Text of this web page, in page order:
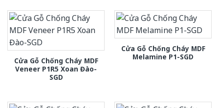
Cửa Gỗ Chống Cháy MDF
Veneer P1R5 Xoan Đào-
SGD
Cửa Gỗ Chống Cháy MDF
Melamine P1-SGD